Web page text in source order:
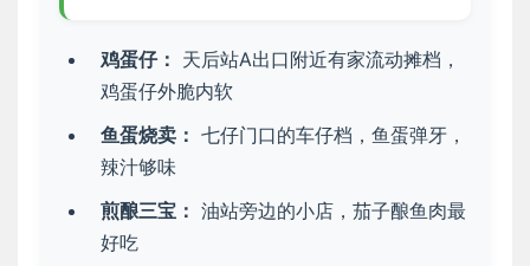
鸡蛋仔： 天后站A出口附近有家流动摊档，
鸡蛋仔外脆内软
鱼蛋烧卖： 七仔门口的车仔档，鱼蛋弹牙，
辣汁够味
煎酿三宝： 油站旁边的小店，茄子酿鱼肉最
好吃